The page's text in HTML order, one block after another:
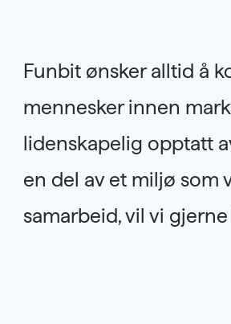
Funbit ønsker alltid å
mennesker innen
lidenskapelig opptatt
en del av et miljø som
samarbeid, vil vi